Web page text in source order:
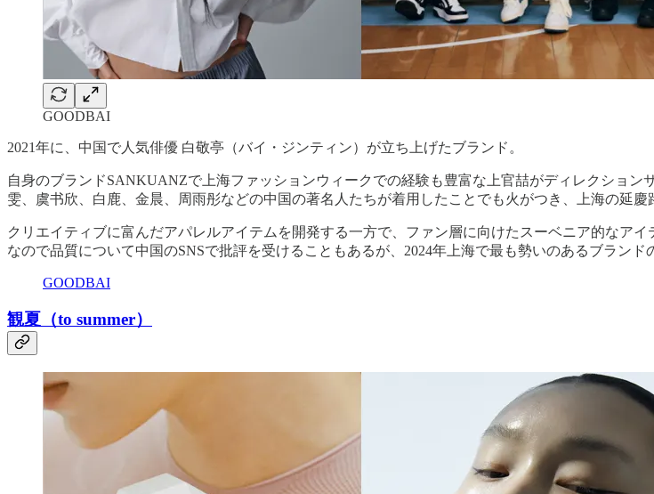
GOODBAI
2021年に、中国で人気俳優 白敬亭（バイ・ジンティン）が立ち上げたブランド。
自身のブランドSANKUANZで上海ファッションウィークでの経験も豊富な上官喆がディレクショ
雯、虞书欣、白鹿、金晨、周雨彤などの中国の著名人たちが着用したことでも火がつき、上海の延慶
クリエイティブに富んだアパレルアイテムを開発する一方で、ファン層に向けたスーベニア的なア
なので品質について中国のSNSで批評を受けることもあるが、2024年上海で最も勢いのあるブランド
GOODBAI
観夏（to summer）